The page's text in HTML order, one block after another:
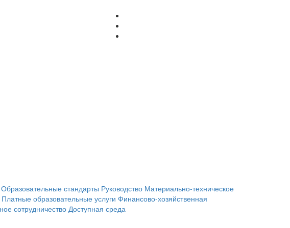
Образовательные стандарты Руководство Материально-техническое
Платные образовательные услуги Финансово-хозяйственная
сотрудничество Доступная среда